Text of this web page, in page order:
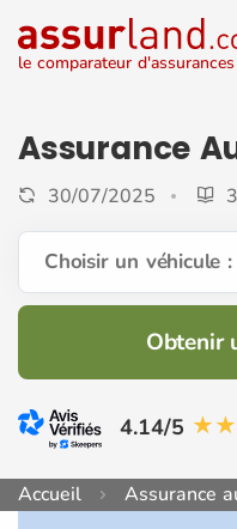
le comparateur d'assurances
Assurance
30/07/2025
Choisir un véhicule :
Obtenir
4.14/5
Accueil Assurance